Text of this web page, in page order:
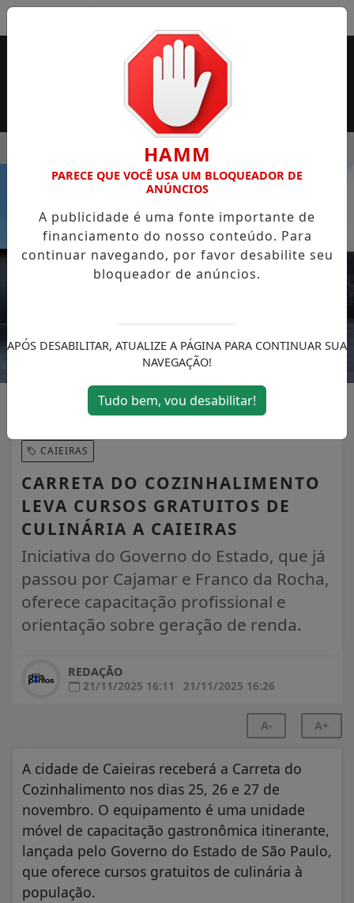
ROSSI SERÁ BREVEMENTE INAUGURADA EM
EM ALTA
CAIEIRAS
CARRETA DO COZINHALIMENTO
LEVA CURSOS GRATUITOS DE
CULINÁRIA A CAIEIRAS
Iniciativa do Governo do Estado, que já
passou por Cajamar e Franco da Rocha,
oferece capacitação profissional e
orientação sobre geração de renda.
REDAÇÃO
21/11/2025 16:11
21/11/2025 16:26
A- A+
A cidade de Caieiras receberá a Carreta do
Cozinhalimento nos dias 25, 26 e 27 de
novembro. O equipamento é uma unidade
móvel de capacitação gastronômica itinerante,
lançada pelo Governo do Estado de São Paulo,
que oferece cursos gratuitos de culinária à
população.
HAMM
PARECE QUE VOCÊ USA UM BLOQUEADOR DE
ANÚNCIOS
A publicidade é uma fonte importante de
financiamento do nosso conteúdo. Para
continuar navegando, por favor desabilite seu
bloqueador de anúncios.
APÓS DESABILITAR, ATUALIZE A PÁGINA PARA CONTINUAR SUA
NAVEGAÇÃO!
Tudo bem, vou desabilitar!